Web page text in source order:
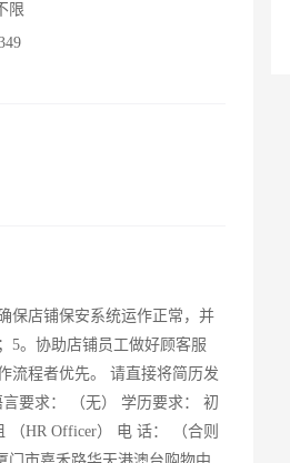
限
保店铺保安系统运作正常，并
5。协助店铺员工做好顾客服
流程者优先。 请直接将简历发
言要求： （无） 学历要求： 初
HR Officer） 电 话： （合则